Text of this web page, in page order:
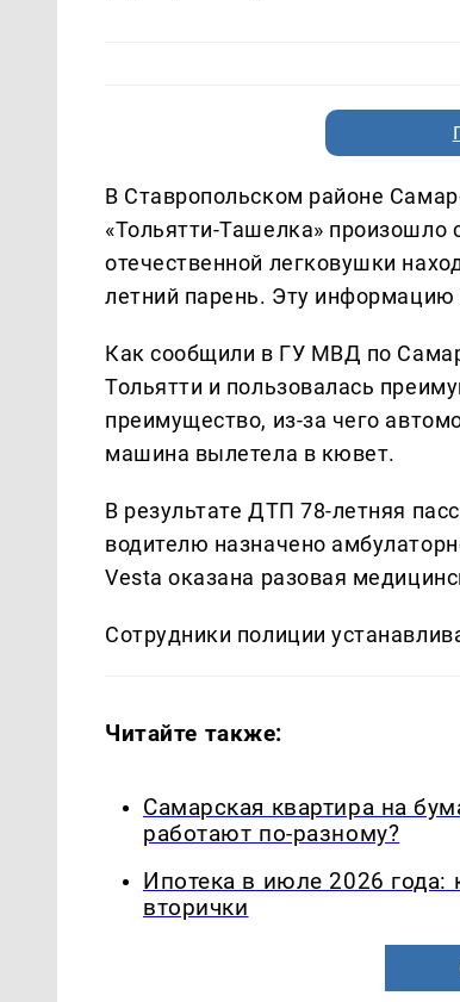
В Ставропольском районе
«Тольятти-Ташелка» произошло
отечественной легковушки
летний парень. Эту информацию
Как сообщили в ГУ МВД по
Тольятти и пользовалась
преимущество, из-за чего
машина вылетела в кювет.
В результате ДТП 78-летняя
водителю назначено
Vesta оказана разовая
Сотрудники полиции
Читайте также:
Самарская квартира на
работают по-разному?
Ипотека в июле 2026 года:
вторички